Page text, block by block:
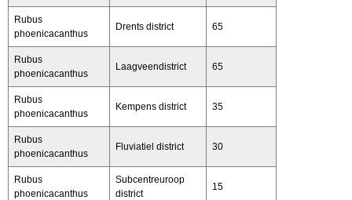
Rubus
phoenicacanthus
Drents district 65
Rubus
phoenicacanthus
Laagveendistrict 65
Rubus
phoenicacanthus
Kempens district 35
Rubus
phoenicacanthus
Fluviatiel district 30
Rubus
phoenicacanthus
Subcentreuroop
district
15